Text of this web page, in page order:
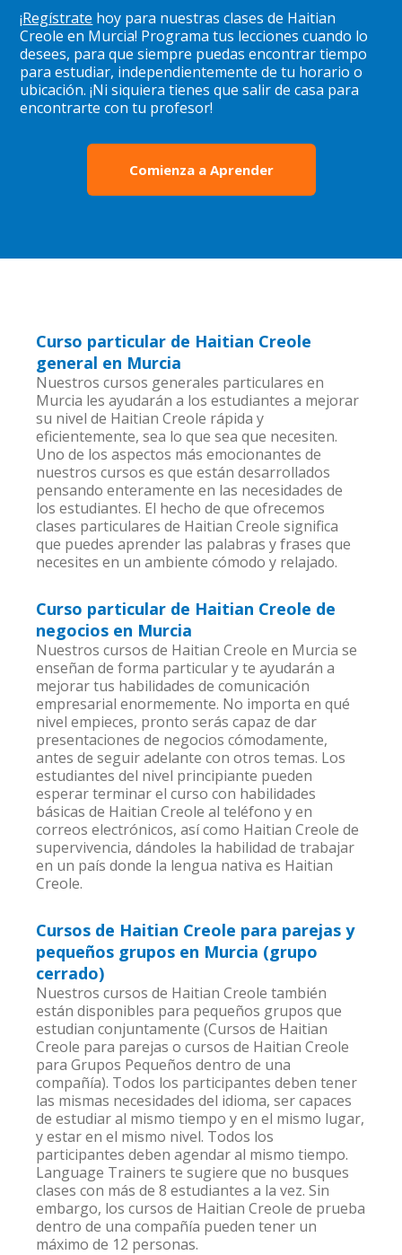
¡Regístrate hoy para nuestras clases de Haitian
Creole en Murcia! Programa tus lecciones cuando lo
desees, para que siempre puedas encontrar tiempo
para estudiar, independientemente de tu horario o
ubicación. ¡Ni siquiera tienes que salir de casa para
encontrarte con tu profesor!
Comienza a Aprender
Curso particular de Haitian Creole
general en Murcia
Nuestros cursos generales particulares en
Murcia les ayudarán a los estudiantes a mejorar
su nivel de Haitian Creole rápida y
eficientemente, sea lo que sea que necesiten.
Uno de los aspectos más emocionantes de
nuestros cursos es que están desarrollados
pensando enteramente en las necesidades de
los estudiantes. El hecho de que ofrecemos
clases particulares de Haitian Creole significa
que puedes aprender las palabras y frases que
necesites en un ambiente cómodo y relajado.
Curso particular de Haitian Creole de
negocios en Murcia
Nuestros cursos de Haitian Creole en Murcia se
enseñan de forma particular y te ayudarán a
mejorar tus habilidades de comunicación
empresarial enormemente. No importa en qué
nivel empieces, pronto serás capaz de dar
presentaciones de negocios cómodamente,
antes de seguir adelante con otros temas. Los
estudiantes del nivel principiante pueden
esperar terminar el curso con habilidades
básicas de Haitian Creole al teléfono y en
correos electrónicos, así como Haitian Creole de
supervivencia, dándoles la habilidad de trabajar
en un país donde la lengua nativa es Haitian
Creole.
Cursos de Haitian Creole para parejas y
pequeños grupos en Murcia (grupo
cerrado)
Nuestros cursos de Haitian Creole también
están disponibles para pequeños grupos que
estudian conjuntamente (Cursos de Haitian
Creole para parejas o cursos de Haitian Creole
para Grupos Pequeños dentro de una
compañía). Todos los participantes deben tener
las mismas necesidades del idioma, ser capaces
de estudiar al mismo tiempo y en el mismo lugar,
y estar en el mismo nivel. Todos los
participantes deben agendar al mismo tiempo.
Language Trainers te sugiere que no busques
clases con más de 8 estudiantes a la vez. Sin
embargo, los cursos de Haitian Creole de prueba
dentro de una compañía pueden tener un
máximo de 12 personas.